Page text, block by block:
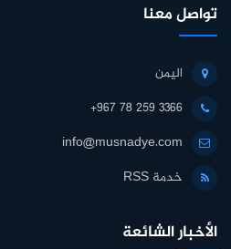
تواصل معنا
اليمن
+967 78 259 3366
info@musnadye.com
خدمة RSS
الأخبار الشائعة